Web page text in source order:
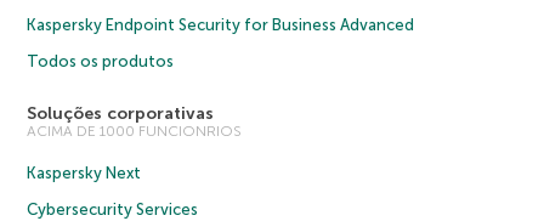
Kaspersky Endpoint Security for Business Advanced
Todos os produtos
Soluções corporativas
ACIMA DE 1000 FUNCIONRIOS
Kaspersky Next
Cybersecurity Services